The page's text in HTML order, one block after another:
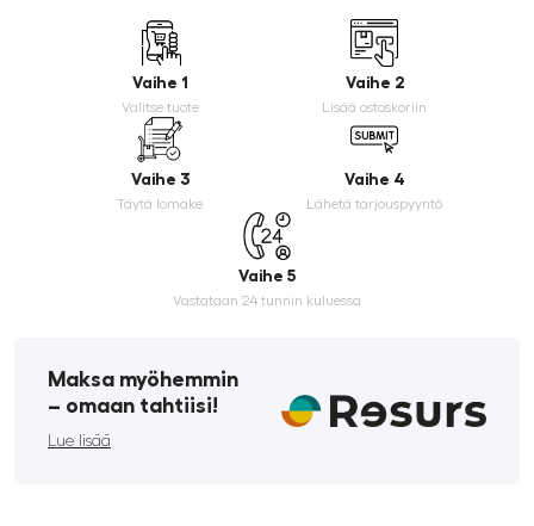
Vaihe 1
Valitse tuote
Vaihe 2
Lisää ostoskoriin
Vaihe 3
Täytä lomake
Vaihe 4
Lähetä tarjouspyyntö
Vaihe 5
Vastataan 24 tunnin kuluessa
Maksa myöhemmin
­– omaan tahtiisi!
Lue lisää